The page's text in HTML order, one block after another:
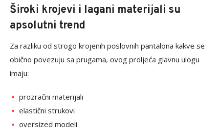
Široki krojevi i lagani materijali su
apsolutni trend
Za razliku od strogo krojenih poslovnih pantalona kakve se
obično povezuju sa prugama, ovog proljeća glavnu ulogu
imaju:
prozračni materijali
elastični strukovi
oversized modeli